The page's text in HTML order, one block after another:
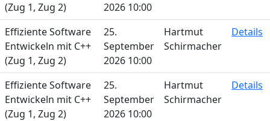
(Zug 1, Zug 2)
2026 10:00
Effiziente Software
Entwickeln mit C++
(Zug 1, Zug 2)
25.
September
2026 10:00
Hartmut
Schirmacher
Details
Effiziente Software
Entwickeln mit C++
(Zug 1, Zug 2)
25.
September
2026 10:00
Hartmut
Schirmacher
Details